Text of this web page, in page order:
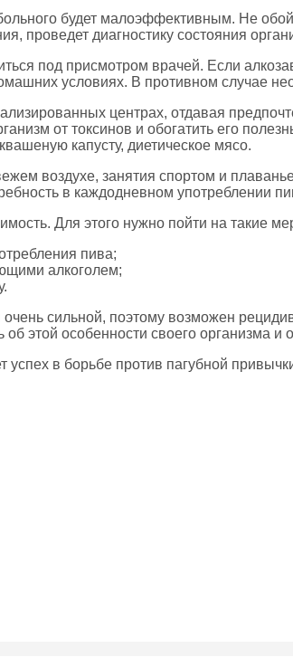
будет малоэффективным. Не
проведет диагностику состояния
под присмотром врачей. Если
условиях. В противном случае
центрах, отдавая
от токсинов и обогатить его
капусту, диетическое мясо.
воздухе, занятия спортом и
в каждодневном употреблении
Для этого нужно пойти на такие
пива;
алкоголем;
сильной, поэтому возможен
этой особенности своего организма и
в борьбе против пагубной